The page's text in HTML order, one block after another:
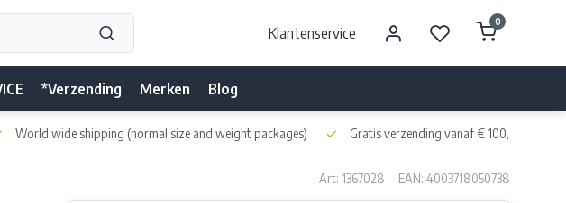
Klantenservice
0
*Verzending Merken Blog
World wide shipping (normal size and weight packages) Gratis verzending vanaf € 100,- naar NL
Art: 1367028 EAN: 4003718050738